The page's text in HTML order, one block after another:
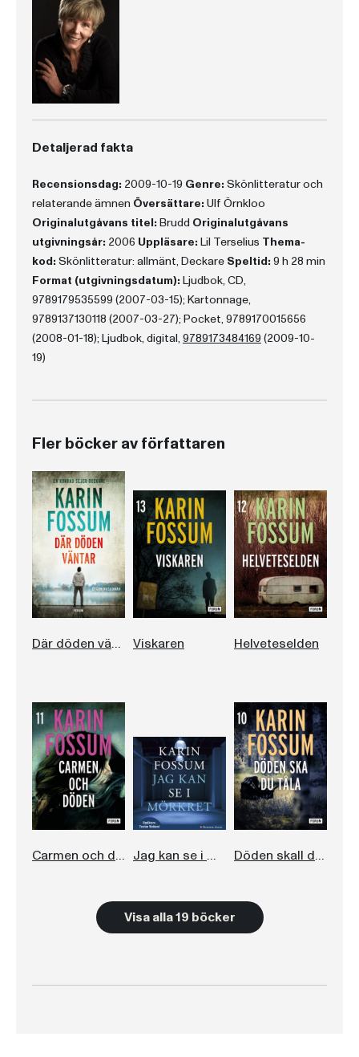
Detaljerad fakta
Recensionsdag: 2009-10-19 Genre: Skönlitteratur och
relaterande ämnen Översättare: Ulf Örnkloo
Originalutgåvans titel: Brudd Originalutgåvans
utgivningsår: 2006 Uppläsare: Lil Terselius Thema-
kod: Skönlitteratur: allmänt, Deckare Speltid: 9 h 28 min
Format (utgivningsdatum): Ljudbok, CD,
9789179535599 (2007-03-15); Kartonnage,
9789137130118 (2007-03-27); Pocket, 9789170015656
(2008-01-18); Ljudbok, digital, 9789173484169 (2009-10-
19)
Fler böcker av författaren
Där döden väntar Viskaren Helveteselden
Carmen och döden Jag kan se i mörkret Döden skall du tåla
Visa alla 19 böcker